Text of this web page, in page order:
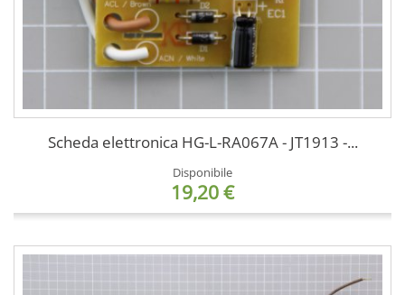
Scheda elettronica HG-L-RA067A - JT1913 -...
Disponibile
19,20 €